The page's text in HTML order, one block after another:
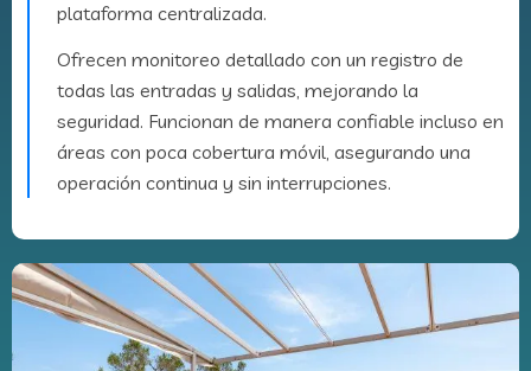
plataforma centralizada.
Ofrecen monitoreo detallado con un registro de
todas las entradas y salidas, mejorando la
seguridad. Funcionan de manera confiable incluso en
áreas con poca cobertura móvil, asegurando una
operación continua y sin interrupciones.